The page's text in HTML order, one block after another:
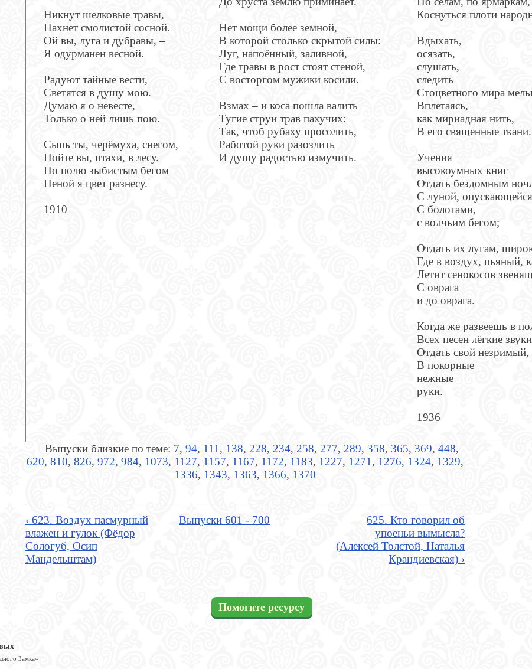
Никнут шелковые травы,
Пахнет смолистой сосной.
Ой вы, луга и дубравы, –
Я одурманен весной.
Радуют тайные вести,
Светятся в душу мою.
Думаю я о невесте,
Только о ней лишь пою.
Сыпь ты, черёмуха, снегом,
Пойте вы, птахи, в лесу.
По полю зыбистым бегом
Пеной я цвет разнесу.
1910
Нет мощи более земной,
В которой столько скрытой силы:
Луг, напоённый, заливной,
Где травы в рост стоят стеной,
С восторгом мужики косили.
Взмах – и коса пошла валить
Тугие струи трав пахучих:
Так, чтоб рубаху просолить,
Работой руки разозлить
И душу радостью измучить.
Коснуться плоти
Вдыхать,
осязать,
слушать,
следить
Стоцветного мира
Вплетаясь,
как мириадная нить,
В его священные ткани.
Учения
высокоумных книг
Отдать бездомным
С луной,
С болотами,
с волчьим бегом;
Отдать их лугам,
Где в воздух, пьяный,
Летит сенокосов
С оврага
и до оврага.
Когда же развеешь в
Всех песен лёгкие
Отдать свой
В покорные
нежные
руки.
1936
Выпуски близкие по теме: 7, 94, 111 , 138, 228, 234, 258, 277, 289, 358, 365, 369, 448,
620, 810, 826, 972, 984, 1073, 1127, 1157, 1167, 1172, 1183, 1227, 1271 , 1276, 1324, 1329,
1336, 1343, 1363, 1366, 1370
‹ 623. Воздух пасмурный
влажен и гулок (Фёдор
Сологуб, Осип
Мандельштам)
Выпуски 601 - 700
625. Кто говорил об
упоеньи вымысла?
(Алексей Толстой, Наталья
Крандиевская) ›
Замка»
Помогите ресурсу